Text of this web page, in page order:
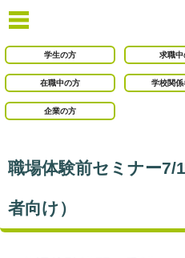
学生の方 求職中
在職中の方 学校関係
企業の方
職場体験前セミナー7/
者向け）